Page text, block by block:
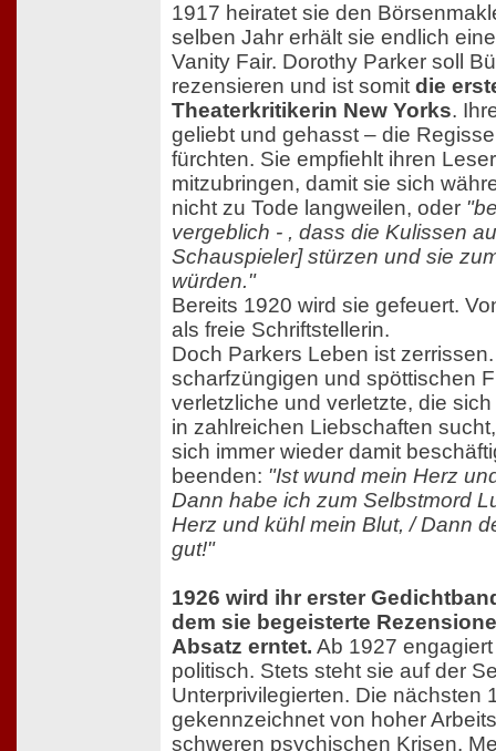
1917 heiratet sie den
selben Jahr erhält sie endlich
Vanity Fair. Dorothy Parker soll
rezensieren und ist somit die
Theaterkritikerin New Yorks.
geliebt und gehasst – die
fürchten. Sie empfiehlt ihren
mitzubringen, damit sie sich
nicht zu Tode langweilen, oder
vergeblich - , dass die Kulissen
Schauspieler] stürzen und sie
würden."
Bereits 1920 wird sie gefeuert.
als freie Schriftstellerin.
Doch Parkers Leben ist
scharfzüngigen und spöttischen
verletzliche und verletzte, die
in zahlreichen Liebschaften
sich immer wieder damit
beenden: "Ist wund mein Herz
Dann habe ich zum Selbstmord
Herz und kühl mein Blut, / Dann
gut!"
1926 wird ihr erster
dem sie begeisterte
Absatz erntet. Ab 1927
politisch. Stets steht sie auf der
Unterprivilegierten. Die nächsten
gekennzeichnet von hoher
schweren psychischen Krisen.